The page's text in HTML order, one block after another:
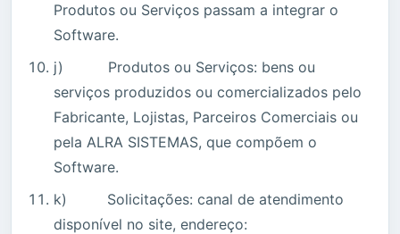
Produtos ou Serviços passam a integrar o
Software.
j) Produtos ou Serviços: bens ou
serviços produzidos ou comercializados pelo
Fabricante, Lojistas, Parceiros Comerciais ou
pela ALRA SISTEMAS, que compõem o
Software.
k) Solicitações: canal de atendimento
disponível no site, endereço: